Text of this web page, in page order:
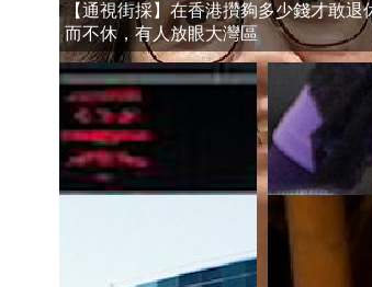
【通視街採】在香港攢夠多少錢才敢退
而不休，有人放眼大灣區